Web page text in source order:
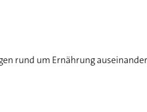
aus
rund um Ernährung